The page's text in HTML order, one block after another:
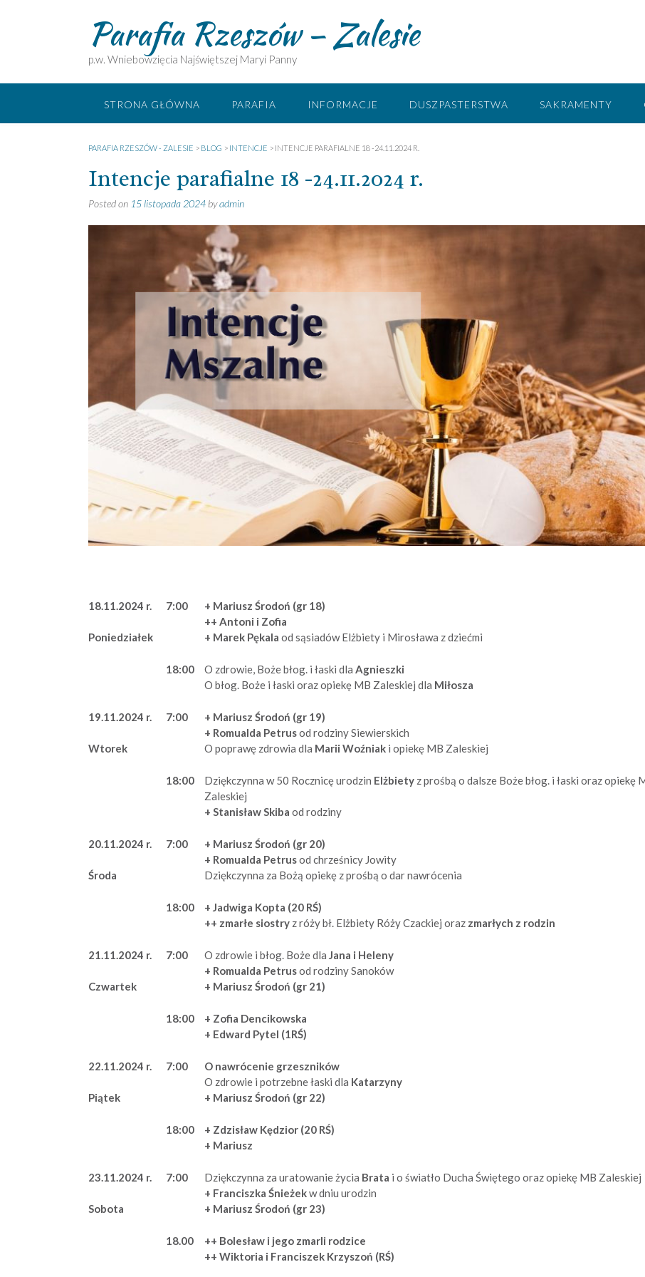
Parafia Rzeszów – Zalesie
p.w. Wniebowzięcia Najświętszej Maryi Panny
STRONA GŁÓWNA PARAFIA INFORMACJE DUSZPASTERSTWA SAKRAMENTY
PARAFIA RZESZÓW - ZALESIE > BLOG > INTENCJE > INTENCJE PARAFIALNE 18 -24.11.2024 R.
Intencje parafialne 18 -24.11.2024 r.
Posted on 15 listopada 2024 byadmin
18.11.2024 r.
Poniedziałek
7:00
+ Mariusz Środoń (gr 18)
++ Antoni i Zofia
+ Marek Pękala od sąsiadów Elżbiety i Mirosława z dziećmi
18:00 O zdrowie, Boże błog. i łaski dla Agnieszki
O błog. Boże i łaski oraz opiekę MB Zaleskiej dla Miłosza
19.11.2024 r.
Wtorek
7:00
+ Mariusz Środoń (gr 19)
+ Romualda Petrusod rodziny Siewierskich
O poprawę zdrowia dla Marii Woźniak i opiekę MB Zaleskiej
18:00 Dziękczynna w 50 Rocznicę urodzin Elżbiety z prośbą o dalsze Boże błog. i łaski oraz opiekę
Zaleskiej
+ Stanisław Skiba od rodziny
20.11.2024 r.
Środa
7:00
+ Mariusz Środoń (gr 20)
+ Romualda Petrusod chrześnicy Jowity
Dziękczynna za Bożą opiekę z prośbą o dar nawrócenia
18:00
+ Jadwiga Kopta (20 RŚ)
++ zmarłe siostry z róży bł. Elżbiety Róży Czackiej oraz zmarłych z rodzin
21.11.2024 r.
Czwartek
7:00 O zdrowie i błog. Boże dla Jana i Heleny
+ Romualda Petrusod rodziny Sanoków
+ Mariusz Środoń (gr 21)
18:00
+ Zofia Dencikowska
+ Edward Pytel (1RŚ)
22.11.2024 r.
Piątek
7:00
O nawrócenie grzeszników
O zdrowie i potrzebne łaski dla Katarzyny
+ Mariusz Środoń (gr 22)
18:00
+ Zdzisław Kędzior (20 RŚ)
+ Mariusz
23.11.2024 r.
Sobota
7:00 Dziękczynna za uratowanie życia Brata i o światło Ducha Świętego oraz opiekę MB Zaleskiej
+ Franciszka Śnieżekw dniu urodzin
+ Mariusz Środoń (gr 23)
18.00
++ Bolesław i jego zmarli rodzice
++ Wiktoria i Franciszek Krzyszoń (RŚ)